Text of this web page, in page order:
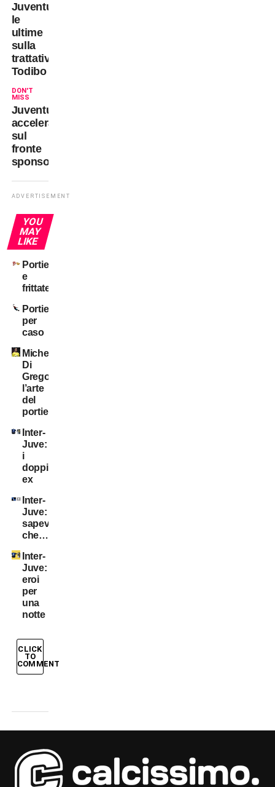
Juventus
le
ultime
sulla
trattativa
Todibo
DON'T
MISS
Juventus:
accelerata
sul
fronte
sponsor
ADVERTISEMENT
YOU
MAY
LIKE
Portieri
e
frittate
Portieri
per
caso
Michele
Di
Gregorio:
l’arte
del
portiere!
Inter-
Juve:
i
doppi
ex
Inter-
Juve:
sapevate
che…?
Inter-
Juve:
eroi
per
una
notte
CLICK
TO
COMMENT